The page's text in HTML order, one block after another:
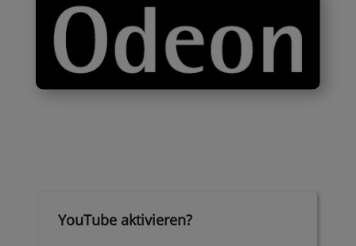
YouTube aktivieren?